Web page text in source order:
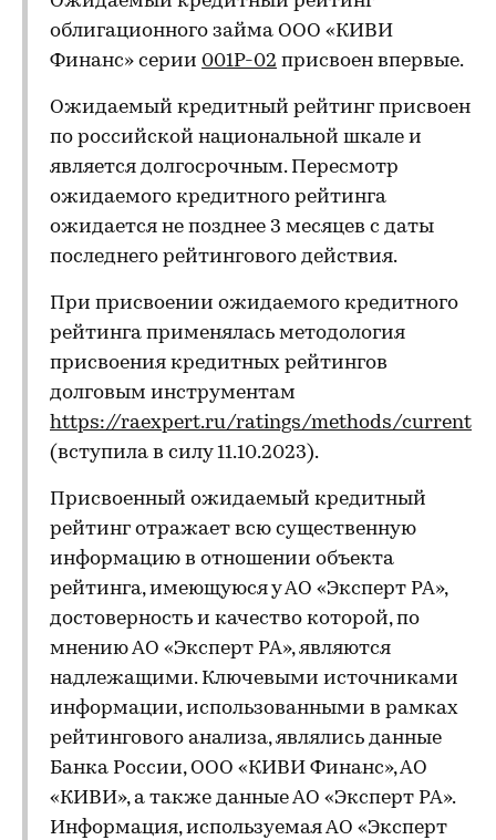
облигационного займа ООО «КИВИ
Финанс» серии 001Р-02 присвоен впервые.
Ожидаемый кредитный рейтинг присвоен
по российской национальной шкале и
является долгосрочным. Пересмотр
ожидаемого кредитного рейтинга
ожидается не позднее 3 месяцев с даты
последнего рейтингового действия.
При присвоении ожидаемого кредитного
рейтинга применялась методология
присвоения кредитных рейтингов
долговым инструментам
https://raexpert.ru/ratings/methods/current
(вступила в силу 11.10.2023).
Присвоенный ожидаемый кредитный
рейтинг отражает всю существенную
информацию в отношении объекта
рейтинга, имеющуюся у АО «Эксперт РА»,
достоверность и качество которой, по
мнению АО «Эксперт РА», являются
надлежащими. Ключевыми источниками
информации, использованными в рамках
рейтингового анализа, являлись данные
Банка России, ООО «КИВИ Финанс», АО
«КИВИ», а также данные АО «Эксперт РА».
Информация, используемая АО «Эксперт